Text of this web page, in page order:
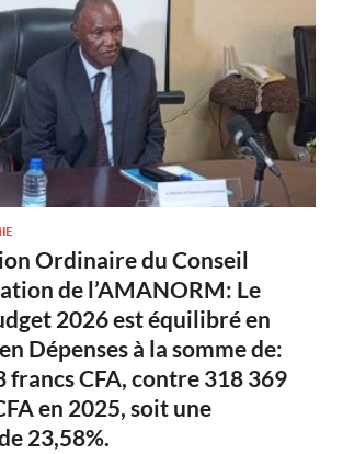
Ordinaire du Conseil
de l’AMANORM: Le
2026 est équilibré en
Dépenses à la somme de:
francs CFA, contre 318 369
en 2025, soit une
23,58%.